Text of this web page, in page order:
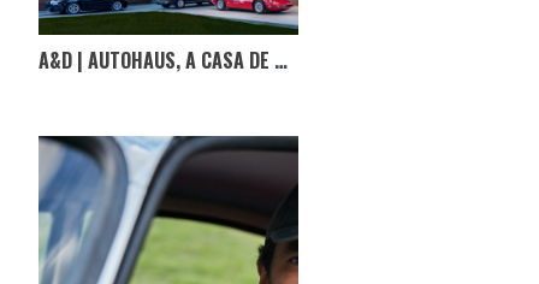
A&D | AUTOHAUS, A CASA DE SONHO PARA COLECIONADORES